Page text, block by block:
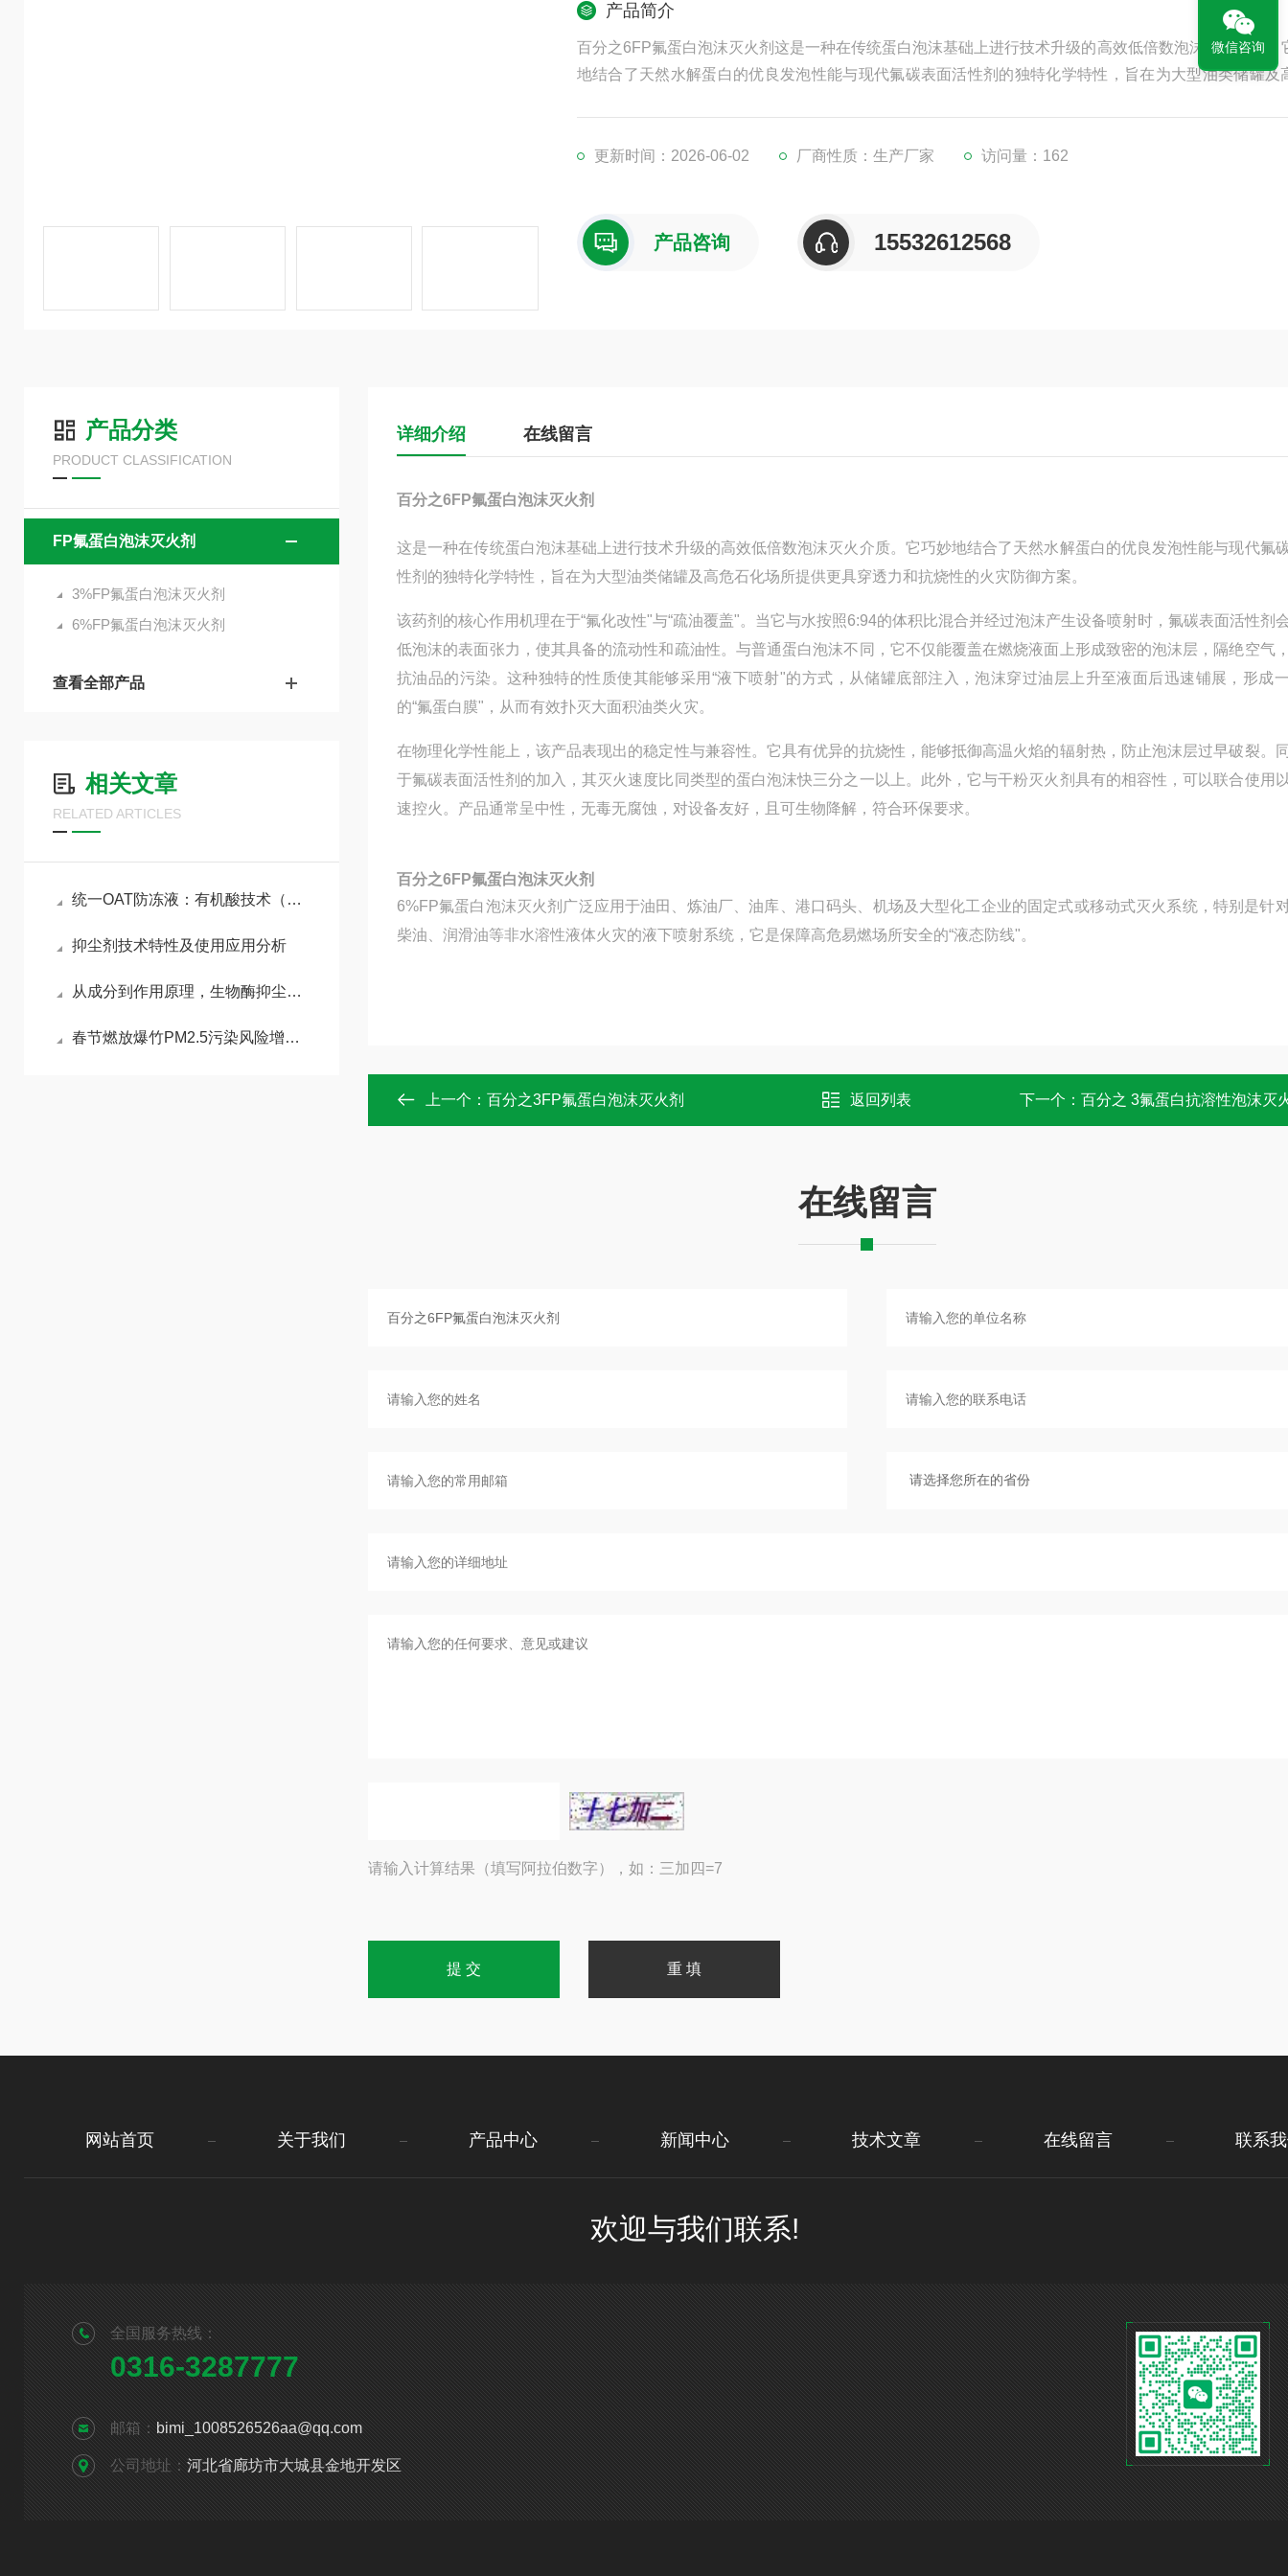
产品简介
百分之6FP氟蛋白泡沫灭火剂这是一种在传统蛋白泡沫基础上进行技术升级的高效低倍数泡沫灭火介质。
地结合了天然水解蛋白的优良发泡性能与现代氟碳表面活性剂的独特化学特性，旨在为大型油类储罐及
更新时间：2026-06-02 厂商性质：生产厂家 访问量：162
产品咨询 15532612568
产品分类
PRODUCT CLASSIFICATION
FP氟蛋白泡沫灭火剂
3%FP氟蛋白泡沫灭火剂
6%FP氟蛋白泡沫灭火剂
查看全部产品
相关文章
RELATED ARTICLES
统一OAT防冻液：有机酸技术（OAT）的长效防护优势
抑尘剂技术特性及使用应用分析
从成分到作用原理，生物酶抑尘剂（结壳型）有哪些“硬核”能力？
春节燃放爆竹PM2.5污染风险增加，如何做好污染防治工作
详细介绍 在线留言
百分之6FP氟蛋白泡沫灭火剂
这是一种在传统蛋白泡沫基础上进行技术升级的高效低倍数泡沫灭火介质。它巧妙地结合了天然水解蛋白的优良发泡性能与现代氟
性剂的独特化学特性，旨在为大型油类储罐及高危石化场所提供更具穿透力和抗烧性的火灾防御方案。
该药剂的核心作用机理在于“氟化改性"与“疏油覆盖"。当它与水按照6:94的体积比混合并经过泡沫产生设备喷射时，氟碳表面活性剂
低泡沫的表面张力，使其具备的流动性和疏油性。与普通蛋白泡沫不同，它不仅能覆盖在燃烧液面上形成致密的泡沫层，隔绝空气
抗油品的污染。这种独特的性质使其能够采用“液下喷射"的方式，从储罐底部注入，泡沫穿过油层上升至液面后迅速铺展，形成
的“氟蛋白膜"，从而有效扑灭大面积油类火灾。
在物理化学性能上，该产品表现出的稳定性与兼容性。它具有优异的抗烧性，能够抵御高温火焰的辐射热，防止泡沫层过早破裂。
于氟碳表面活性剂的加入，其灭火速度比同类型的蛋白泡沫快三分之一以上。此外，它与干粉灭火剂具有的相容性，可以联合使用
速控火。产品通常呈中性，无毒无腐蚀，对设备友好，且可生物降解，符合环保要求。
百分之6FP氟蛋白泡沫灭火剂
6%FP氟蛋白泡沫灭火剂广泛应用于油田、炼油厂、油库、港口码头、机场及大型化工企业的固定式或移动式灭火系统，特别是针
柴油、润滑油等非水溶性液体火灾的液下喷射系统，它是保障高危易燃场所安全的“液态防线"。
上一个： 百分之3FP氟蛋白泡沫灭火剂 返回列表 下一个： 百分之 3氟蛋白抗溶性泡沫灭
在线留言
请输入计算结果（填写阿拉伯数字），如：三加四=7
网站首页 关于我们 产品中心 新闻中心 技术文章 在线留言 联系
欢迎与我们联系!
全国服务热线：
0316-3287777
邮箱： bimi_1008526526aa@qq.com
公司地址： 河北省廊坊市大城县金地开发区
微信咨询